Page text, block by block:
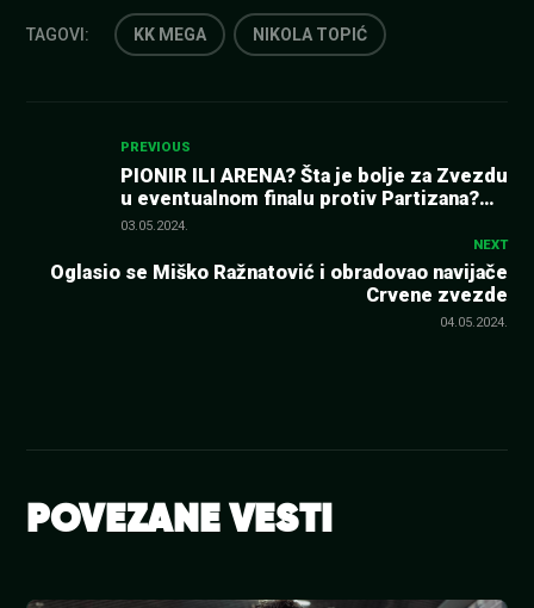
TAGOVI: KK MEGA NIKOLA TOPIĆ
Kretanje
članka
PREVIOUS
PIONIR ILI ARENA? Šta je bolje za Zvezdu
u eventualnom finalu protiv Partizana?
Evo šta kaže Sferopulos…
03.05.2024.
NEXT
Oglasio se Miško Ražnatović i obradovao navijače
Crvene zvezde
04.05.2024.
POVEZANE VESTI